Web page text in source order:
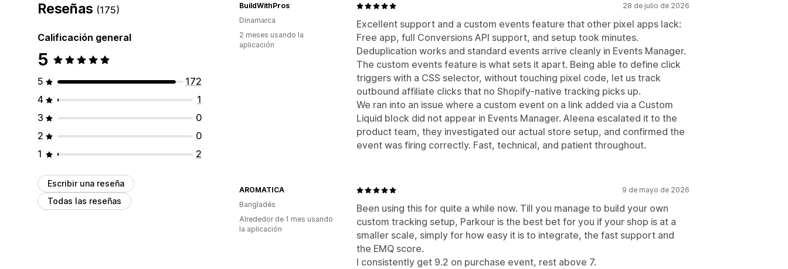
Informes y estadísticas de rendimiento
Seguimiento del rendimiento Métricas de interacción
Seguimiento de conversión Atribución UTM
Marketing y ventas
ROAS Seguimiento de compra Seguimiento de UTM
Seguimiento con píxel
Imágenes e informes
Panel de control de informes y estadísticas Cumplimiento con RGPD
Reseñas (175)
Calificación general
5
5
172
4
1
3
0
2
0
1
2
Escribir una reseña
Todas las reseñas
28 de julio de 2026
Excellent support and a custom events feature that other pixel apps lack:
Free app, full Conversions API support, and setup took minutes.
Deduplication works and standard events arrive cleanly in Events Manager.
The custom events feature is what sets it apart. Being able to define click
triggers with a CSS selector, without touching pixel code, let us track
outbound affiliate clicks that no Shopify-native tracking picks up.
We ran into an issue where a custom event on a link added via a Custom
Liquid block did not appear in Events Manager. Aleena escalated it to the
product team, they investigated our actual store setup, and confirmed the
event was firing correctly. Fast, technical, and patient throughout.
BuildWithPros
Dinamarca
2 meses usando la
aplicación
9 de mayo de 2026
Been using this for quite a while now. Till you manage to build your own
custom tracking setup, Parkour is the best bet for you if your shop is at a
smaller scale, simply for how easy it is to integrate, the fast support and
the EMQ score.
I consistently get 9.2 on purchase event, rest above 7.
AROMATICA
Bangladés
Alrededor de 1 mes usando
la aplicación